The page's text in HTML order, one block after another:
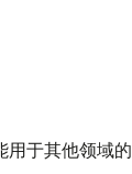
用于其他领域的